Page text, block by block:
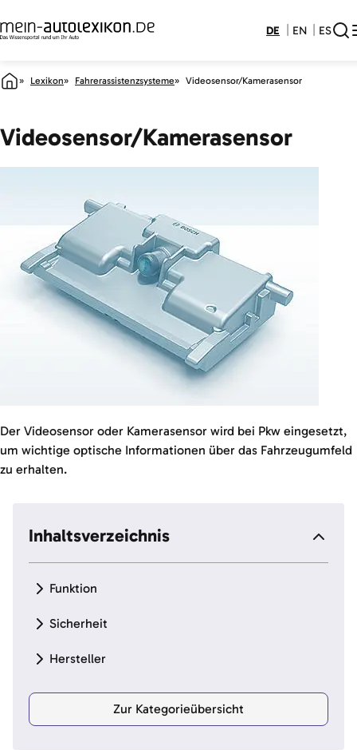
DE EN ES
Lexikon Fahrerassistenzsysteme Videosensor/Kamerasensor
Videosensor/Kamerasensor
Der Videosensor oder Kamerasensor wird bei Pkw eingesetzt,
um wichtige optische Informationen über das Fahrzeugumfeld
zu erhalten.
Inhaltsverzeichnis
Funktion
Sicherheit
Hersteller
Zur Kategorieübersicht